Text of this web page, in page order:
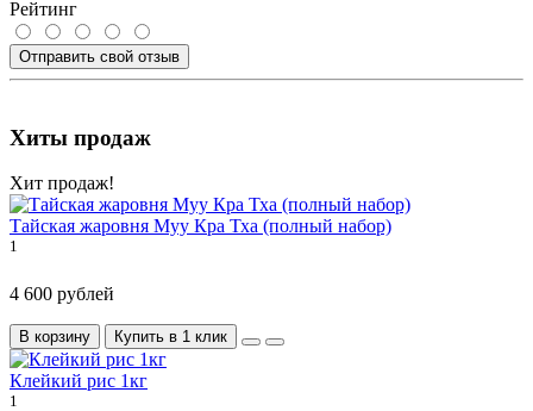
Рейтинг
Отправить свой отзыв
Хиты продаж
Хит продаж!
Тайская жаровня Муу Кра Тха (полный набор)
1
4 600 рублей
В корзину Купить в 1 клик
Клейкий рис 1кг
1